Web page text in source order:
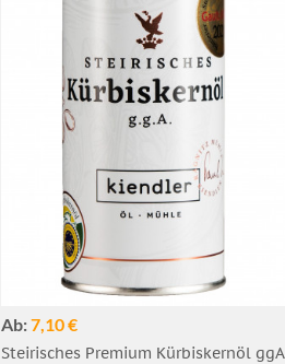
Ab:7,10 €
Steirisches Premium Kürbiskernöl ggA